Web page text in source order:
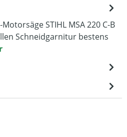
STIHL MSA 220 C-B
Schneidgarnitur bestens